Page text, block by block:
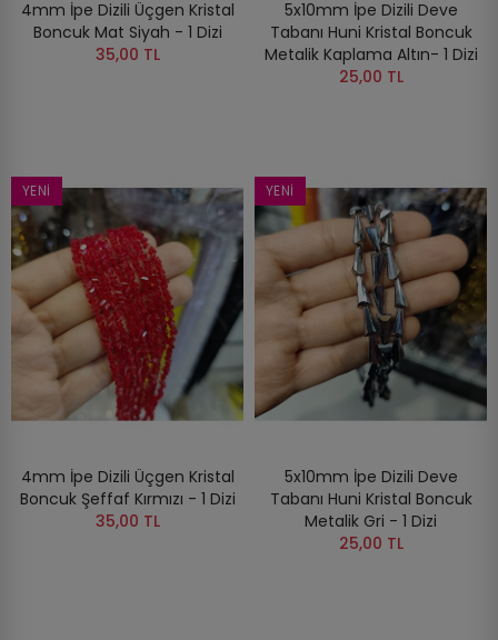
4mm İpe Dizili Üçgen Kristal
Boncuk Mat Siyah - 1 Dizi
35,00 TL
5x10mm İpe Dizili Deve
Tabanı Huni Kristal Boncuk
Metalik Kaplama Altın- 1 Dizi
25,00 TL
YENI
4mm İpe Dizili Üçgen Kristal
Boncuk Şeffaf Kırmızı - 1 Dizi
35,00 TL
YENI
5x10mm İpe Dizili Deve
Tabanı Huni Kristal Boncuk
Metalik Gri - 1 Dizi
25,00 TL